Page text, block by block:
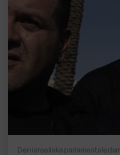
Den israeliska